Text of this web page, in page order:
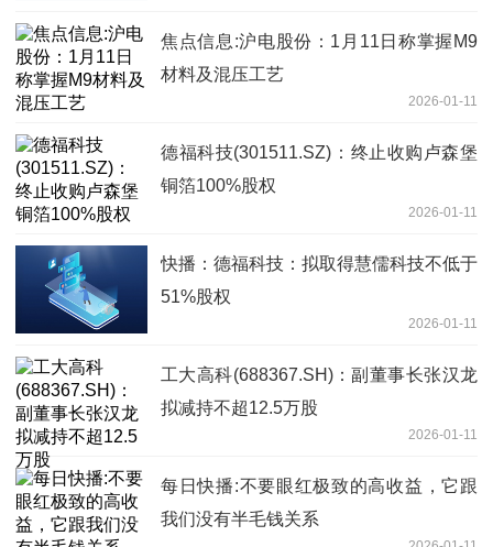
焦点信息:沪电股份：1月11日称掌握M9
材料及混压工艺
2026-01-11
德福科技(301511.SZ)：终止收购卢森堡
铜箔100%股权
2026-01-11
快播：德福科技：拟取得慧儒科技不低于
51%股权
2026-01-11
工大高科(688367.SH)：副董事长张汉龙
拟减持不超12.5万股
2026-01-11
每日快播:不要眼红极致的高收益，它跟
我们没有半毛钱关系